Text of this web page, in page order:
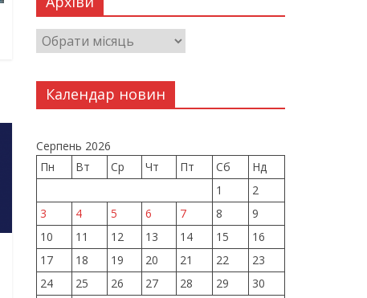
Календар новин
Серпень 2026
Пн
Вт Ср Чт Пт Сб
Нд
1
2
3
4 5 6 7 8
9
10
11 12 13 14 15
16
17
18 19 20 21 22
23
24
25 26 27 28 29
30